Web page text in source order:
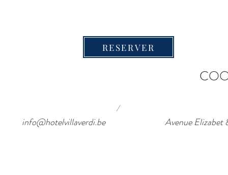
RESERVER
/
info@hotelvillaverdi.be
Avenue